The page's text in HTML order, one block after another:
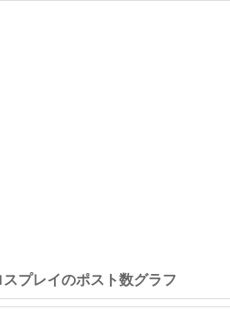
スプレイのポスト数グラフ